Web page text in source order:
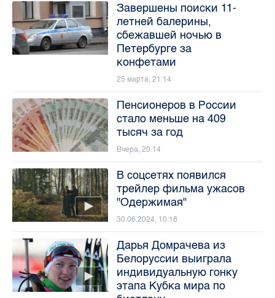
Завершены поиски 11-
летней балерины,
сбежавшей ночью в
Петербурге за
конфетами
25 марта, 21:14
Пенсионеров в России
стало меньше на 409
тысяч за год
Вчера, 20:14
В соцсетях появился
трейлер фильма ужасов
"Одержимая"
30.06.2024, 10:18
Дарья Домрачева из
Белоруссии выиграла
индивидуальную гонку
этапа Кубка мира по